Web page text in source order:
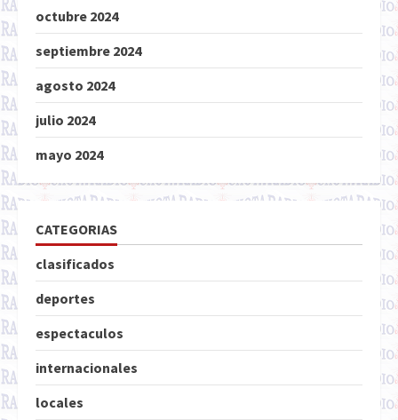
octubre 2024
septiembre 2024
agosto 2024
julio 2024
mayo 2024
CATEGORIAS
clasificados
deportes
espectaculos
internacionales
locales